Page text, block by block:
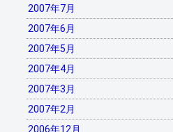
2007年7月
2007年6月
2007年5月
2007年4月
2007年3月
2007年2月
2006年12月